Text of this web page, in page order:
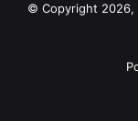
© Copyright 2026,